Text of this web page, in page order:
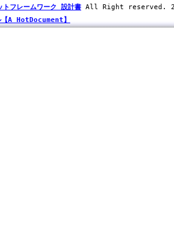
トフレームワーク 設計書 All Right reserved.
【A HotDocument】